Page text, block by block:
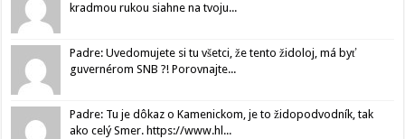
kradmou rukou siahne na tvoju...
Padre: Uvedomujete si tu všetci, že tento židoloj, má byť
guvernérom SNB ?! Porovnajte...
Padre: Tu je dôkaz o Kamenickom, je to židopodvodník, tak
ako celý Smer. https://www.hl...